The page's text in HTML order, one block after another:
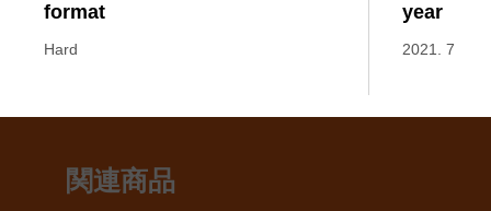
format
Hard
year
2021. 7
関連商品